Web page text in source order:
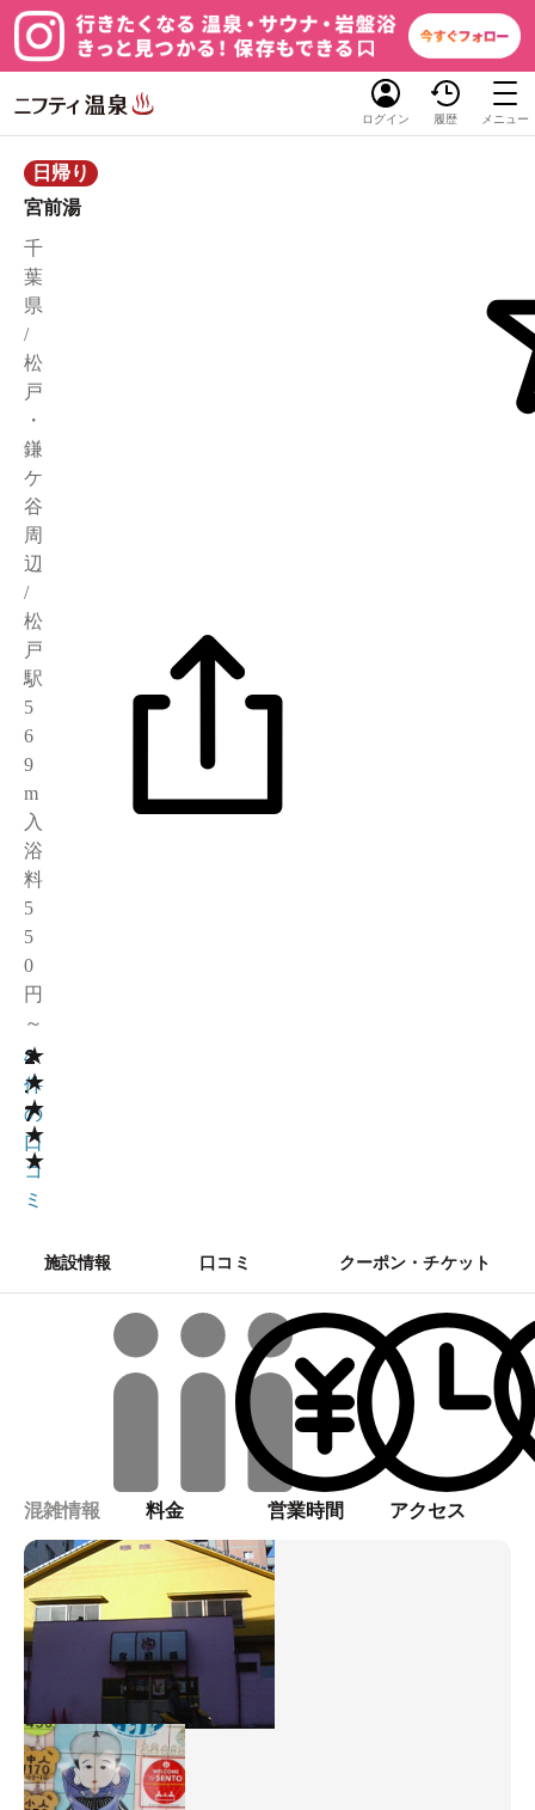
ログイン 履歴 メニュー
日帰り
宮前湯
千
葉
県
/
松
戸
・
鎌
ケ
谷
周
辺
/
松
戸
駅
5
6
9
m
入
浴
料
5
5
0
円
～
★
★
★
★
★
2
.
7
4
件
の
口
コ
ミ
施設情報 口コミ クーポン・チケット
混雑情報 料金 営業時間 アクセス